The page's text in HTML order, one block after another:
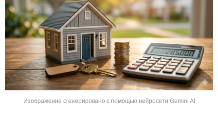
Изображение сгенерировано с помощью нейросети Gemini AI